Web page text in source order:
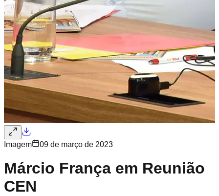
Imagem 09 de março de 2023
Márcio França em Reunião
CEN